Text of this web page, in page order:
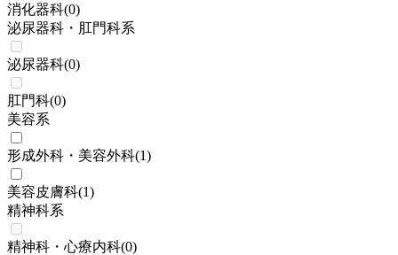
消化器科(0)
泌尿器科・肛門科系
泌尿器科(0)
肛門科(0)
美容系
形成外科・美容外科(1)
美容皮膚科(1)
精神科系
精神科・心療内科(0)